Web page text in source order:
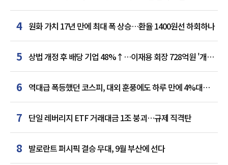
카드사 경쟁
4 원화 가치 17년 만에 최대 폭 상승…환율 1400원선 하회하나
5 상법 개정 후 배당 기업 48%↑…이재용 회장 728억원 '개인
최다'
6 역대급 폭등했던 코스피, 대외 훈풍에도 하루 만에 4%대
급락
7 단일 레버리지 ETF 거래대금 1조 붕괴…규제 직격탄
8 발로란트 퍼시픽 결승 무대, 9월 부산에 선다